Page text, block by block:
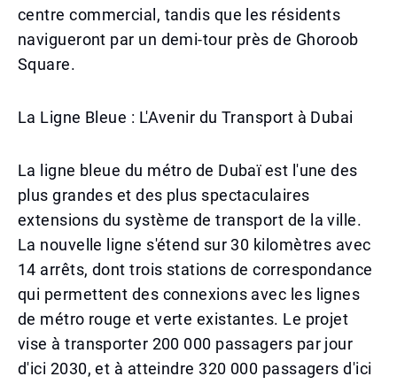
centre commercial, tandis que les résidents
navigueront par un demi-tour près de Ghoroob
Square.
La Ligne Bleue : L'Avenir du Transport à Dubai
La ligne bleue du métro de Dubaï est l'une des
plus grandes et des plus spectaculaires
extensions du système de transport de la ville.
La nouvelle ligne s'étend sur 30 kilomètres avec
14 arrêts, dont trois stations de correspondance
qui permettent des connexions avec les lignes
de métro rouge et verte existantes. Le projet
vise à transporter 200 000 passagers par jour
d'ici 2030, et à atteindre 320 000 passagers d'ici